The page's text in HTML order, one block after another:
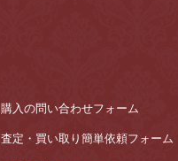
購入の問い合わせフォーム
査定・買い取り簡単依頼フォーム